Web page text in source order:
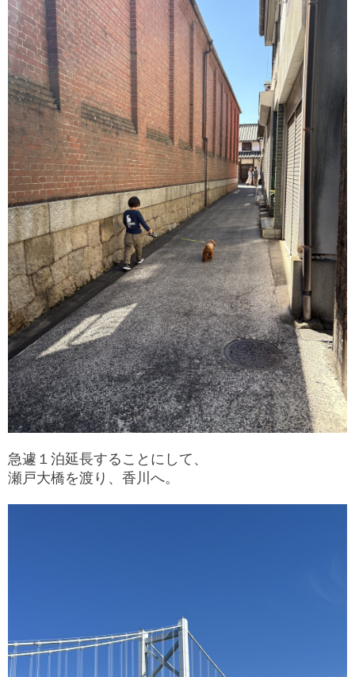
急遽１泊延長することにして、
瀬戸大橋を渡り、香川へ。